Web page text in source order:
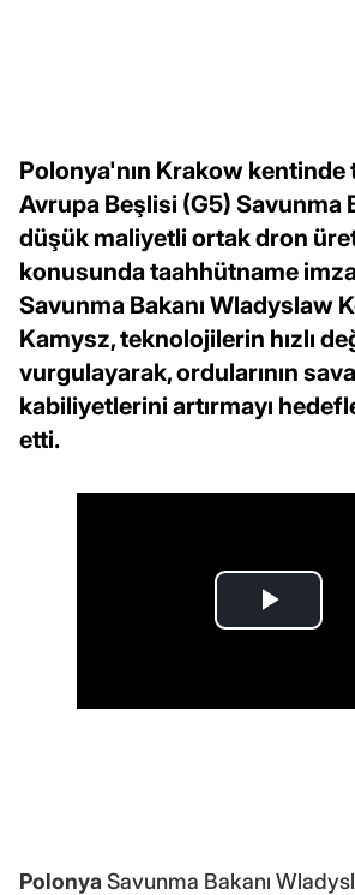
Polonya'nın Krakow kentinde
Avrupa Beşlisi (G5) Savunma
düşük maliyetli ortak dron
konusunda taahhütname
Savunma Bakanı Wladyslaw
Kamysz, teknolojilerin hızlı
vurgulayarak, ordularının
kabiliyetlerini artırmayı
etti.
Polonya Savunma Bakanı